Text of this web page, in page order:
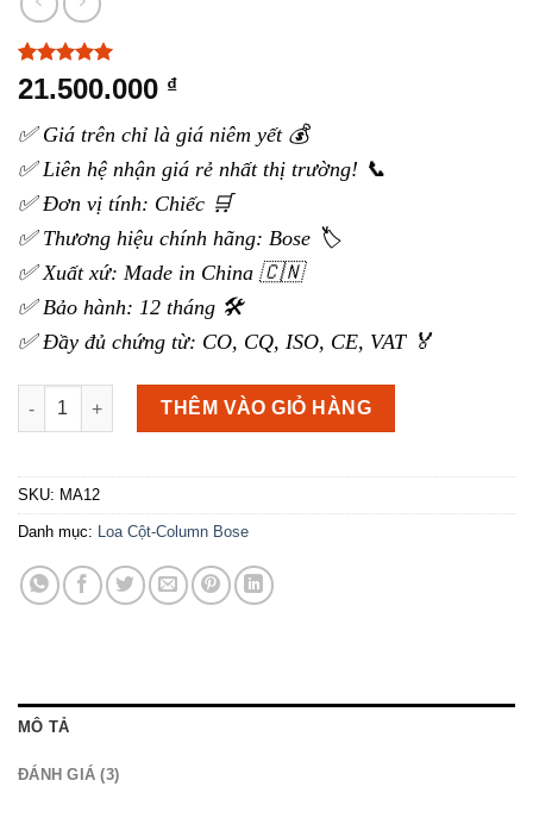
5.00
trên 5
dựa trên
3
21.500.000 ₫
✅ Giá trên chỉ là giá niêm yết 💰
✅ Liên hệ nhận giá rẻ nhất thị trường! 📞
✅ Đơn vị tính: Chiếc 🛒
✅ Thương hiệu chính hãng: Bose 🏷️
✅ Xuất xứ: Made in China 🇨🇳
✅ Bảo hành: 12 tháng 🛠️
✅ Đầy đủ chứng từ: CO, CQ, ISO, CE, VAT 🏅
Loa Cột Bose Panaray MA12 số lượng
THÊM VÀO GIỎ HÀNG
SKU: MA12
Danh mục: Loa Cột-Column Bose
MÔ TẢ
ĐÁNH GIÁ (3)